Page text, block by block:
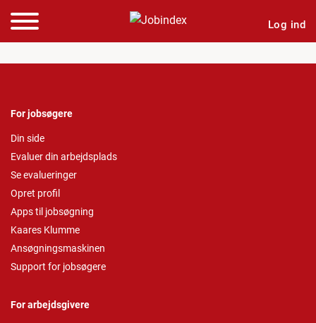
Log ind
For jobsøgere
Din side
Evaluer din arbejdsplads
Se evalueringer
Opret profil
Apps til jobsøgning
Kaares Klumme
Ansøgningsmaskinen
Support for jobsøgere
For arbejdsgivere